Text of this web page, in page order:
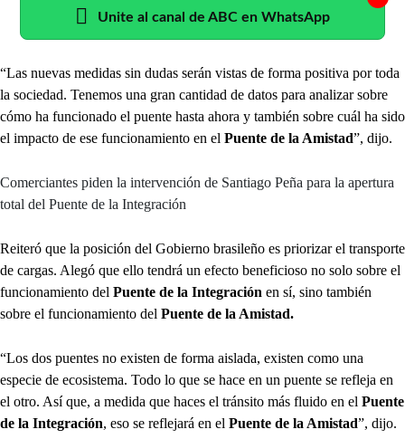
Unite al canal de ABC en WhatsApp
“Las nuevas medidas sin dudas serán vistas de forma positiva por toda
la sociedad. Tenemos una gran cantidad de datos para analizar sobre
cómo ha funcionado el puente hasta ahora y también sobre cuál ha sido
el impacto de ese funcionamiento en el Puente de la Amistad”, dijo.
Comerciantes piden la intervención de Santiago Peña para la apertura
total del Puente de la Integración
Reiteró que la posición del Gobierno brasileño es priorizar el transporte
de cargas. Alegó que ello tendrá un efecto beneficioso no solo sobre el
funcionamiento del Puente de la Integración en sí, sino también
sobre el funcionamiento del Puente de la Amistad.
“Los dos puentes no existen de forma aislada, existen como una
especie de ecosistema. Todo lo que se hace en un puente se refleja en
el otro. Así que, a medida que haces el tránsito más fluido en el Puente
de la Integración, eso se reflejará en el Puente de la Amistad”, dijo.